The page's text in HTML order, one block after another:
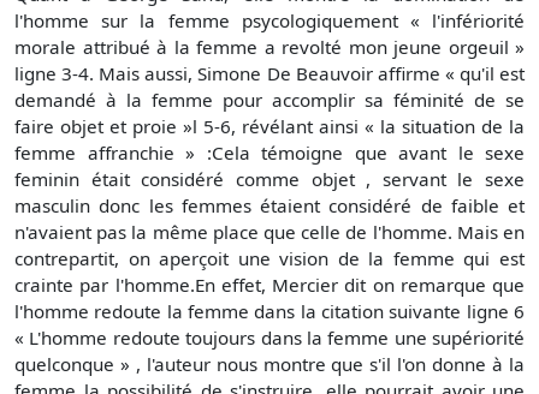
l'homme sur la femme psycologiquement « l'infériorité
morale attribué à la femme a revolté mon jeune orgeuil »
ligne 3-4. Mais aussi, Simone De Beauvoir affirme « qu'il est
demandé à la femme pour accomplir sa féminité de se
faire objet et proie »l 5-6, révélant ainsi « la situation de la
femme affranchie » :Cela témoigne que avant le sexe
feminin était considéré comme objet , servant le sexe
masculin donc les femmes étaient considéré de faible et
n'avaient pas la même place que celle de l'homme. Mais en
contrepartit, on aperçoit une vision de la femme qui est
crainte par l'homme.En effet, Mercier dit on remarque que
l'homme redoute la femme dans la citation suivante ligne 6
« L'homme redoute toujours dans la femme une supériorité
quelconque » , l'auteur nous montre que s'il l'on donne à la